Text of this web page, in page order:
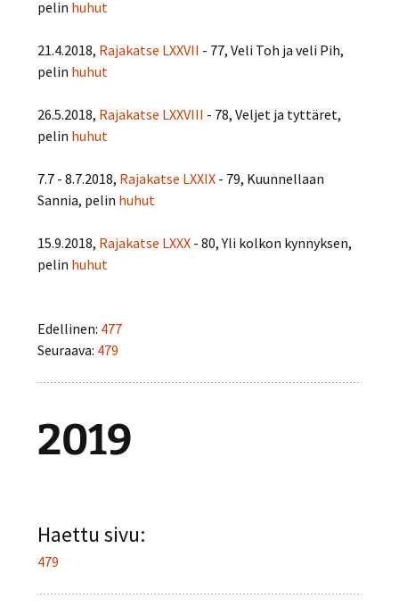
pelin huhut
21.4.2018, Rajakatse LXXVII - 77, Veli Toh ja veli Pih,
pelin huhut
26.5.2018, Rajakatse LXXVIII - 78, Veljet ja tyttäret,
pelin huhut
7.7 - 8.7.2018, Rajakatse LXXIX - 79, Kuunnellaan
Sannia, pelin huhut
15.9.2018, Rajakatse LXXX - 80, Yli kolkon kynnyksen,
pelin huhut
Edellinen: 477
Seuraava: 479
2019
Haettu sivu:
479